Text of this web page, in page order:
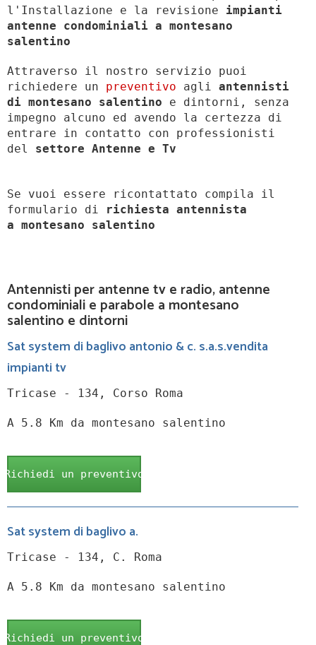
l'Installazione e la revisione impianti
antenne condominiali a montesano
salentino
Attraverso il nostro servizio puoi
richiedere un preventivo agli antennisti
di montesano salentino e dintorni, senza
impegno alcuno ed avendo la certezza di
entrare in contatto con professionisti
del settore Antenne e Tv
Se vuoi essere ricontattato compila il
formulario di
richiesta antennista
a montesano salentino
Antennisti per antenne tv e radio, antenne
condominiali e parabole a montesano
salentino e dintorni
Sat system di baglivo antonio & c. s.a.s.vendita
impianti tv
Tricase - 134, Corso Roma
A 5.8 Km da montesano salentino
Richiedi un preventivo
Sat system di baglivo a.
Tricase - 134, C. Roma
A 5.8 Km da montesano salentino
Richiedi un preventivo